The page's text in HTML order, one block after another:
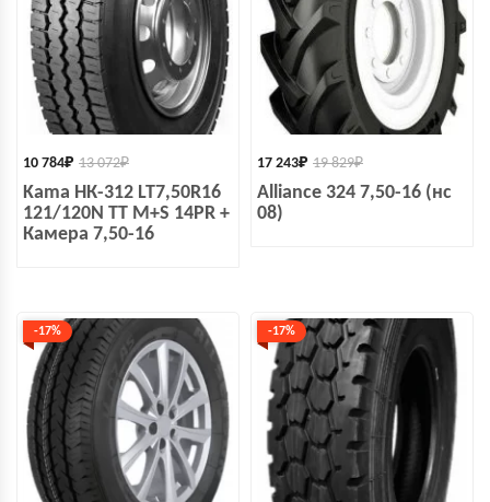
13 072₽
10 784₽
Kama НК-312 LT7,50R16
121/120N TT M+S 14PR +
Камера 7,50-16
19 829₽
17 243₽
Alliance 324 7,50-16 (нс
08)
-17% -17%